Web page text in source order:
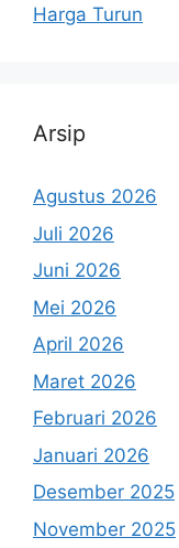
Harga Turun
Arsip
Agustus 2026
Juli 2026
Juni 2026
Mei 2026
April 2026
Maret 2026
Februari 2026
Januari 2026
Desember 2025
November 2025